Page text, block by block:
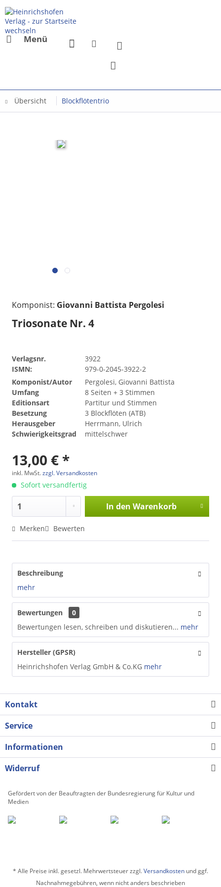
Menü
Übersicht Blockflötentrio
Komponist: Giovanni Battista Pergolesi
Triosonate Nr. 4
Verlagsnr.
3922
ISMN:
979-0-2045-3922-2
Komponist/Autor
Pergolesi, Giovanni Battista
Umfang
8 Seiten + 3 Stimmen
Editionsart
Partitur und Stimmen
Besetzung
3 Blockflöten (ATB)
Herausgeber
Herrmann, Ulrich
Schwierigkeitsgrad
mittelschwer
13,00 € *
inkl. MwSt.zzgl. Versandkosten
Sofort versandfertig
In den Warenkorb
Merken Bewerten
Beschreibung
mehr
Bewertungen
0
Bewertungen lesen, schreiben und diskutieren... mehr
Hersteller (GPSR)
Heinrichshofen Verlag GmbH & Co.KG mehr
Kontakt
Service
Informationen
Widerruf
Gefördert von der Beauftragten der Bundesregierung für Kultur und
Medien
* Alle Preise inkl. gesetzl. Mehrwertsteuer zzgl.Versandkosten und ggf.
Nachnahmegebühren, wenn nicht anders beschrieben